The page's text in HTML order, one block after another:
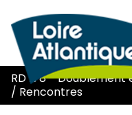
/ Rencontres